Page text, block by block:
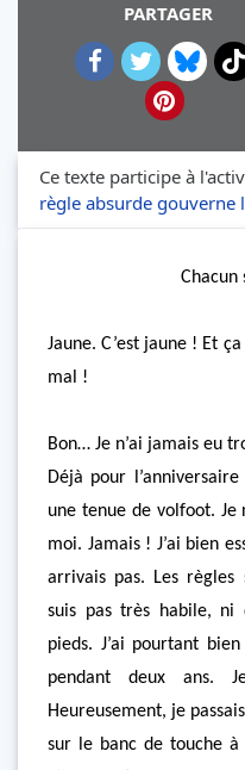
PARTAGER
Ce texte participe à
règle absurde gouverne
Chacun
Jaune. C’est jaune ! Et
mal !
Bon… Je n’ai jamais eu
Déjà pour
une tenue de volfoot. Je
moi. Jamais ! J’ai bien
arrivais pas. Les
suis pas très habile, ni
pieds. J’ai pourtant
pendant deux ans.
Heureusement, je
sur le banc de touche